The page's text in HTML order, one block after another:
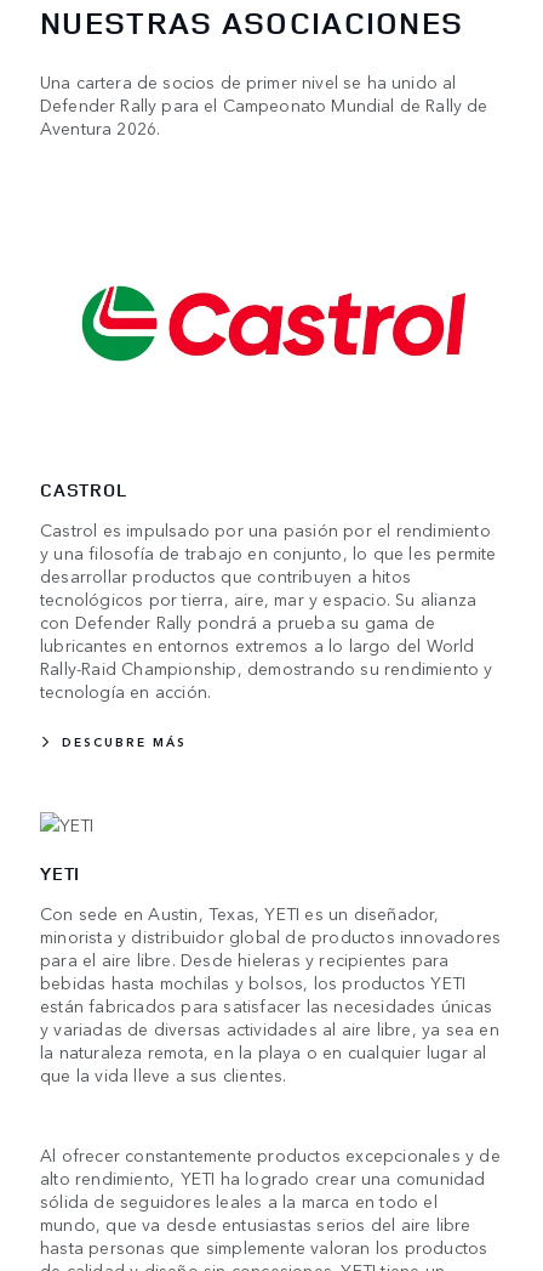
NUESTRAS ASOCIACIONES
Una cartera de socios de primer nivel se ha unido al
Defender Rally para el Campeonato Mundial de Rally de
Aventura 2026.
CASTROL
Castrol es impulsado por una pasión por el rendimiento
y una filosofía de trabajo en conjunto, lo que les permite
desarrollar productos que contribuyen a hitos
tecnológicos por tierra, aire, mar y espacio. Su alianza
con Defender Rally pondrá a prueba su gama de
lubricantes en entornos extremos a lo largo del World
Rally-Raid Championship, demostrando su rendimiento y
tecnología en acción.
DESCUBRE MÁS
YETI
Con sede en Austin, Texas, YETI es un diseñador,
minorista y distribuidor global de productos innovadores
para el aire libre. Desde hieleras y recipientes para
bebidas hasta mochilas y bolsos, los productos YETI
están fabricados para satisfacer las necesidades únicas
y variadas de diversas actividades al aire libre, ya sea en
la naturaleza remota, en la playa o en cualquier lugar al
que la vida lleve a sus clientes.
Al ofrecer constantemente productos excepcionales y de
alto rendimiento, YETI ha logrado crear una comunidad
sólida de seguidores leales a la marca en todo el
mundo, que va desde entusiastas serios del aire libre
hasta personas que simplemente valoran los productos